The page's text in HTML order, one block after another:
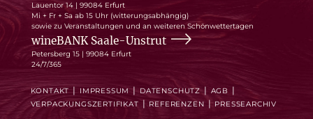
Lauentor 14 | 99084 Erfurt
Mi + Fr + Sa ab 15 Uhr (witterungsabhängig)
sowie zu Veranstaltungen und an weiteren Schönwettertagen
wineBANK Saale-Unstrut
Petersberg 15 | 99084 Erfurt
24/7/365
KONTAKT IMPRESSUM DATENSCHUTZ
AGB
VERPACKUNGSZERTIFIKAT
REFERENZEN PRESSEARCHIV